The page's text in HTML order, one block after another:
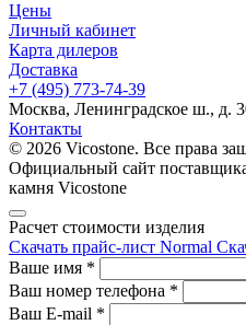
Цены
Личный кабинет
Карта дилеров
Доставка
+7 (495) 773-74-39
Москва, Ленинградское ш., д.
Контакты
© 2026 Vicostone. Все права
Официальный сайт
камня Vicostone
Расчет стоимости изделия
Скачать прайс-лист Normal
Ваше имя *
Ваш номер телефона *
Ваш E-mail *